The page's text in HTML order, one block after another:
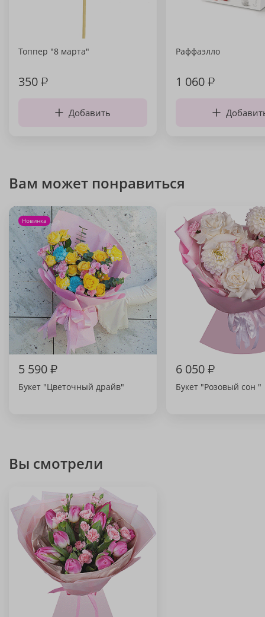
Топпер "8 марта"
350₽
Добавить
Раффаэлло
1 060₽
Вам может понравиться
Новинка
5 590₽
Букет "Цветочный драйв"
6 050₽
Букет "Розовый сон "
Вы смотрели